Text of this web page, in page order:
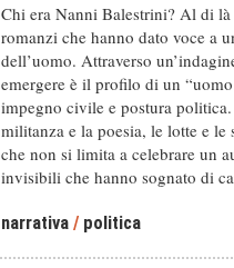
Chi era Nanni Balestrini? Al di
romanzi che hanno dato voce a
dell’uomo. Attraverso
emergere è il profilo di un
impegno civile e postura
militanza e la poesia, le lotte e
che non si limita a celebrare un
invisibili che hanno sognato di
narrativa / politica